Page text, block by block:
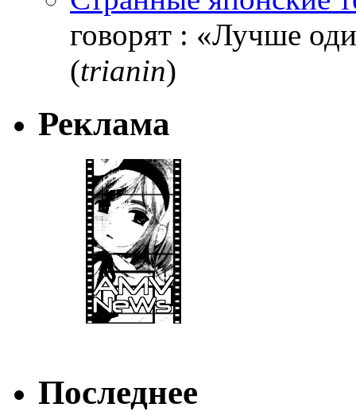
говорят : «Лучше
(trianin)
Реклама
Последнее